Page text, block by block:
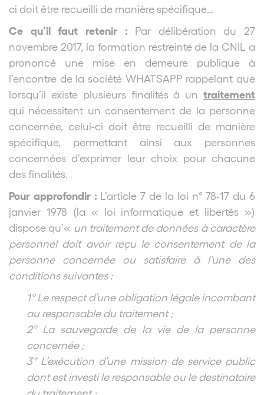
ci doit être recueilli de manière spécifique…
Ce qu’il faut retenir : Par délibération du 27
novembre 2017, la formation restreinte de la CNIL a
prononcé une mise en demeure publique à
l’encontre de la société WHATSAPP rappelant que
lorsqu’il existe plusieurs finalités à un traitement
qui nécessitent un consentement de la personne
concernée, celui-ci doit être recueilli de manière
spécifique, permettant ainsi aux personnes
concernées d’exprimer leur choix pour chacune
des finalités.
Pour approfondir : L’article 7 de la loi n° 78-17 du 6
janvier 1978 (la « loi informatique et libertés »)
dispose qu’« un traitement de données à caractère
personnel doit avoir reçu le consentement de la
personne concernée ou satisfaire à l’une des
conditions suivantes :
1° Le respect d’une obligation légale incombant
au responsable du traitement ;
2° La sauvegarde de la vie de la personne
concernée ;
3° L’exécution d’une mission de service public
dont est investi le responsable ou le destinataire
du traitement ;